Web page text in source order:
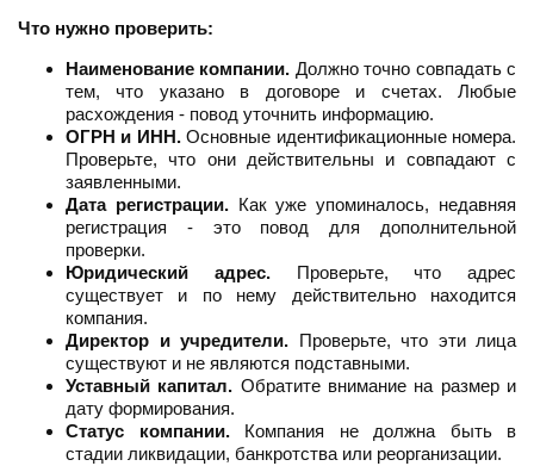
Что нужно проверить:
Наименование компании. Должно точно совпадать с
тем, что указано в договоре и счетах. Любые
расхождения - повод уточнить информацию.
ОГРН и ИНН.Основные идентификационные номера.
Проверьте, что они действительны и совпадают с
заявленными.
Дата регистрации.Как уже упоминалось, недавняя
регистрация - это повод для дополнительной
проверки.
Юридический адрес.Проверьте, что адрес
существует и по нему действительно находится
компания.
Директор и учредители. Проверьте, что эти лица
существуют и не являются подставными.
Уставный капитал. Обратите внимание на размер и
дату формирования.
Статус компании.Компания не должна быть в
стадии ликвидации, банкротства или реорганизации.